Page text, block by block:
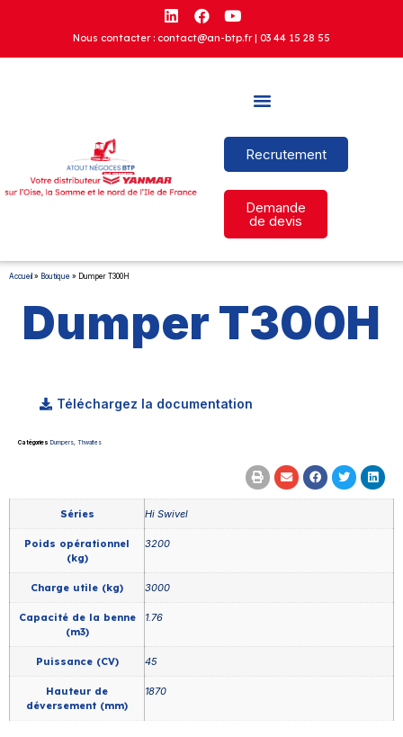
Nous contacter : contact@an-btp.fr | 03 44 15 28 55
Recrutement
Demande
de devis
Accueil » Boutique » Dumper T300H
Dumper T300H
Téléchargez la documentation
Catégories Dumpers, Thwaites
Séries Hi Swivel
Poids opérationnel
(kg)
3200
Charge utile (kg) 3000
Capacité de la benne
(m3)
1.76
Puissance (CV) 45
Hauteur de
déversement (mm)
1870